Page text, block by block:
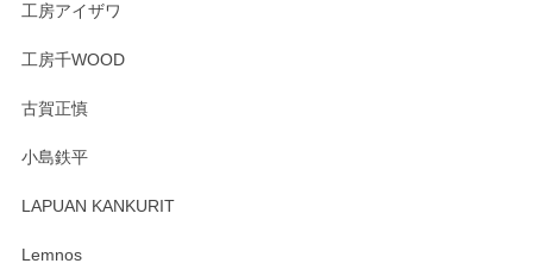
工房アイザワ
工房千WOOD
古賀正慎
小島鉄平
LAPUAN KANKURIT
Lemnos